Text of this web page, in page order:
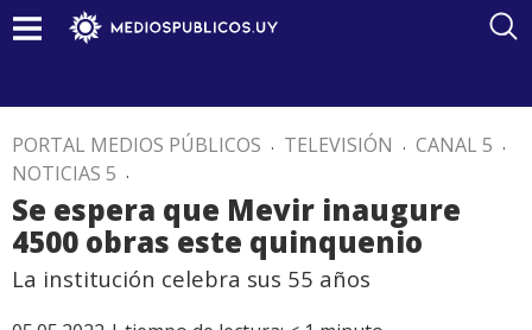
PORTAL MEDIOS PÚBLICOS . TELEVISIÓN . CANAL 5 .
NOTICIAS 5 .
Se espera que Mevir inaugure
4500 obras este quinquenio
La institución celebra sus 55 años